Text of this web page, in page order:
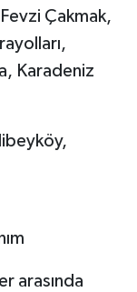
Çakmak,
Karadeniz
arasında